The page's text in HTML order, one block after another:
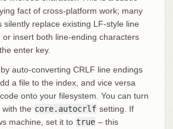
fact of cross-platform work; many
silently replace existing LF-style line
or insert both line-ending characters
enter key.
auto-converting CRLF line endings
a file to the index, and vice versa
onto your filesystem. You can turn
with the core.autocrlf setting. If
machine, set it to true – this